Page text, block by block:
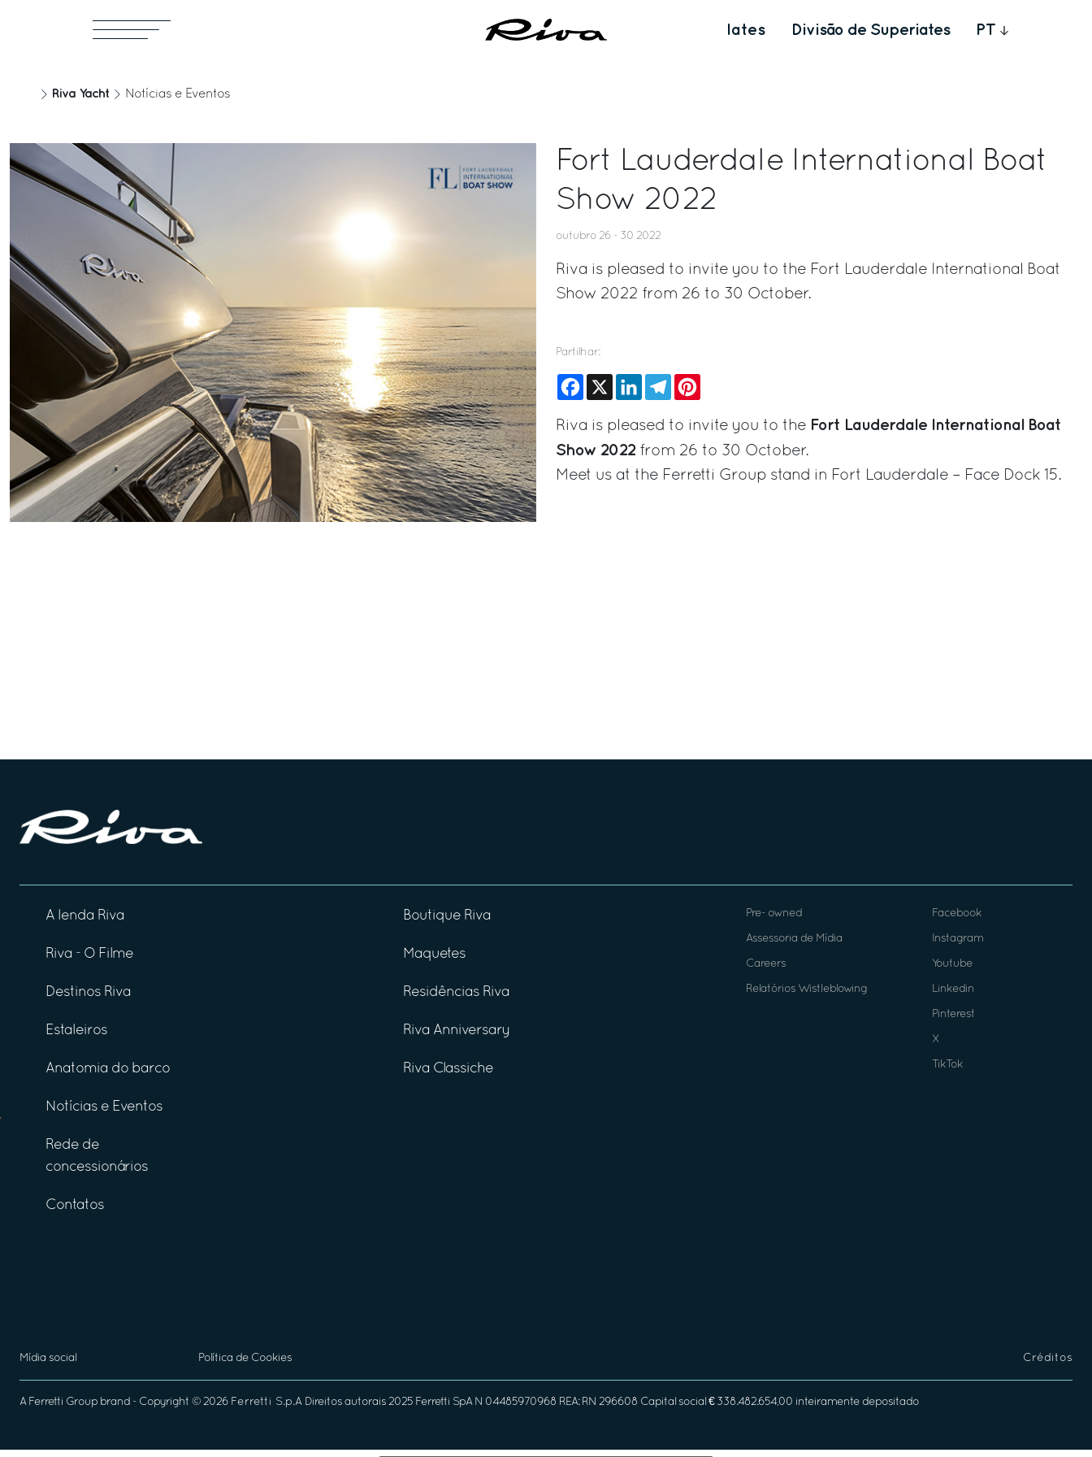
Iates Divisão de Superiates PT
Riva Yacht Notícias e Eventos
Fort Lauderdale International Boat
Show 2022
outubro 26 - 30 2022
Riva is pleased to invite you to the Fort Lauderdale International Boat
Show 2022 from 26 to 30 October.
Partilhar:
Facebook
X LinkedInTelegram
Riva is pleased to invite you to the Fort Lauderdale International Boat
Show 2022from 26 to 30 October.
Meet us at the Ferretti Group stand in Fort Lauderdale – Face Dock 15.
A lenda Riva
Riva - O Filme
Destinos Riva
Estaleiros
Anatomia do barco
Notícias e Eventos
Rede de
concessionários
Contatos
Boutique Riva
Maquetes
Residências Riva
Riva Anniversary
Riva Classiche
Pre- owned
Assessoria de Mídia
Careers
Relatórios Wistleblowing
Facebook
Instagram
Youtube
Linkedin
Pinterest
X
TikTok
Mídia social Política de Cookies Créditos
A Ferretti Group brand - Copyright © 2026 Ferretti S.p.A Direitos autorais 2025 Ferretti SpA N 04485970968 REA: RN 296608 Capital social € 338.482.654,00 inteiramente depositado